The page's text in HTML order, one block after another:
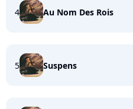
4 Au Nom Des Rois
5 Suspens